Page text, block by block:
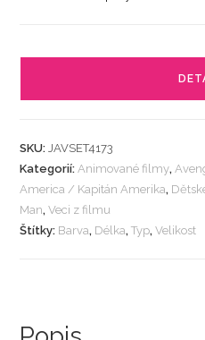
SKU:JAVSET4173
Kategorií:Animované filmy,
America / Kapitán Amerika,
Man,Veci z filmu
Štítky: Barva, Délka,Typ,Velikost